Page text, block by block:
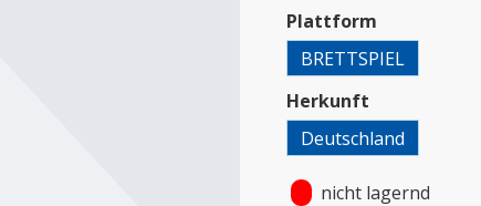
Plattform
BRETTSPIEL
Herkunft
Deutschland
nicht lagernd